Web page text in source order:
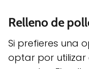
Relleno de
Si prefieres una
optar por utilizar